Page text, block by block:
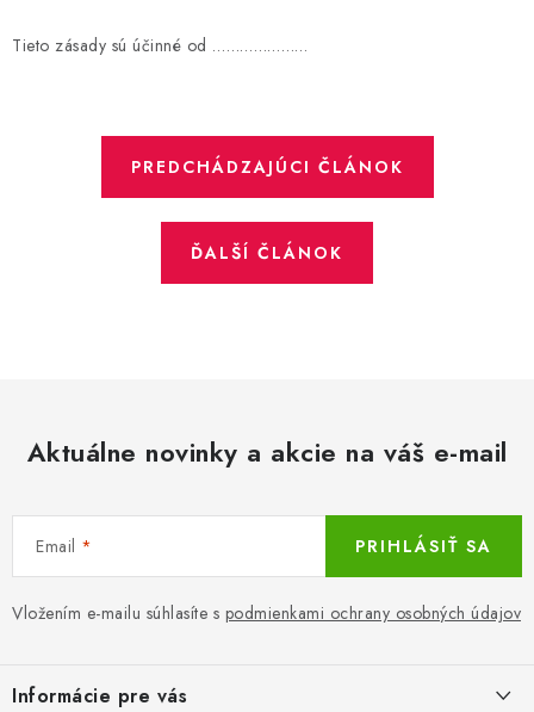
Tieto zásady sú účinné od …………………
PREDCHÁDZAJÚCI ČLÁNOK
ĎALŠÍ ČLÁNOK
Aktuálne novinky a akcie na váš e-mail
Email
Vložením e-mailu súhlasíte s podmienkami ochrany osobných údajov
PRIHLÁSIŤ SA
Informácie pre vás